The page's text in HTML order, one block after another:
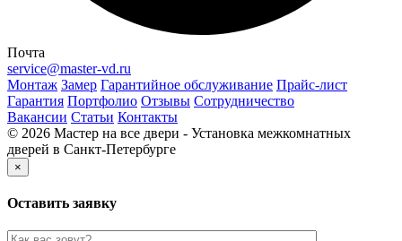
Почта
service@master-vd.ru
Монтаж Замер Гарантийное обслуживание Прайс-лист
Гарантия Портфолио Отзывы Сотрудничество
Вакансии Статьи Контакты
© 2026 Мастер на все двери - Установка межкомнатных
дверей в Санкт-Петербурге
×
Оставить заявку